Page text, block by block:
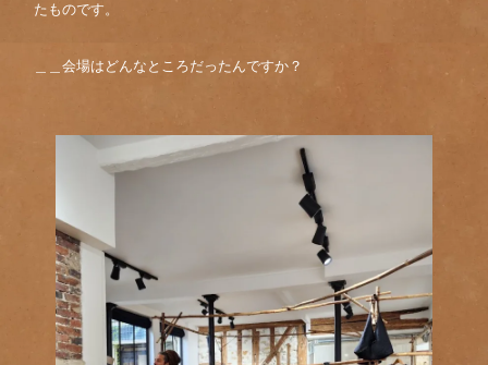
たものです。
＿＿会場はどんなところだったんですか？